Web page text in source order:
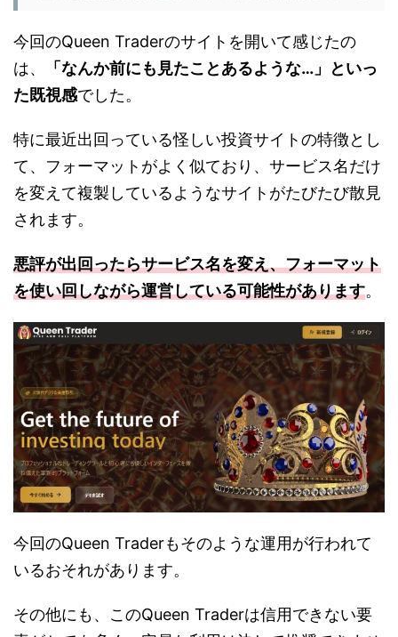
今回のQueen Traderのサイトを開いて感じたの
は、
「なんか前にも見たことあるような…」といっ
た既視感でした。
特に最近出回っている怪しい投資サイトの特徴とし
て、フォーマットがよく似ており、サービス名だけ
を変えて複製しているようなサイトがたびたび散見
されます。
悪評が出回ったらサービス名を変え、フォーマット
を使い回しながら運営している可能性があります。
今回のQueen Traderもそのような運用が行われて
いるおそれがあります。
その他にも、このQueen Traderは信用できない要